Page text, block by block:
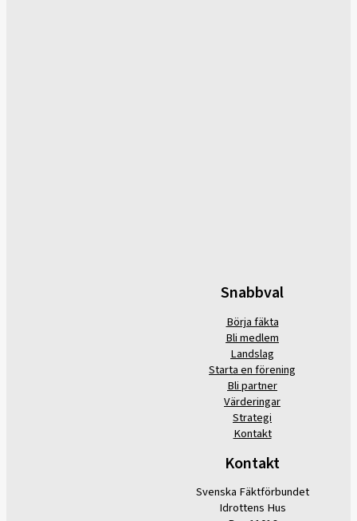
Snabbval
Börja fäkta
Bli medlem
Landslag
Starta en förening
Bli partner
Värderingar
Strategi
Kontakt
Kontakt
Svenska Fäktförbundet
Idrottens Hus